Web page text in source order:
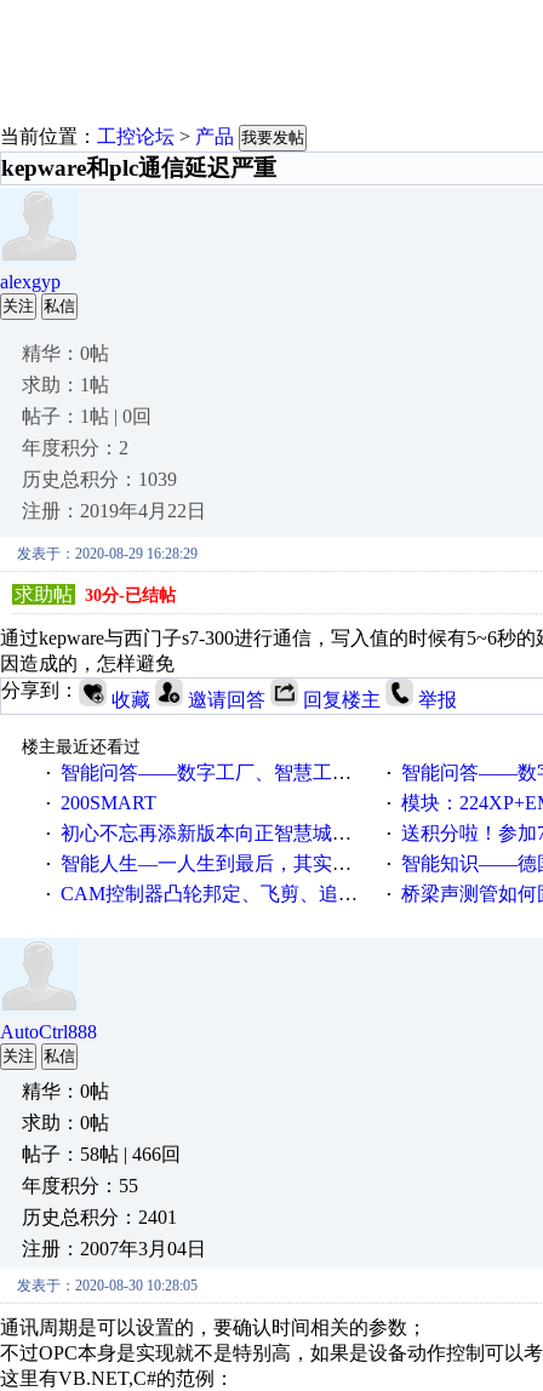
当前位置： 工控论坛 > 产品 我要发帖
kepware和plc通信延迟严重
alexgyp
关注 私信
精华：0帖
求助：1帖
帖子：1帖 | 0回
年度积分：2
历史总积分：1039
注册：2019年4月22日
发表于：2020-08-29 16:28:29
求助帖 30分-已结帖
通过kepware与西门子s7-300进行通信，写入值的时候有5~6秒
因造成的，怎样避免
分享到：
收藏 邀请回答 回复楼主 举报
楼主最近还看过
·
智能问答——数字工厂、智慧工厂和智能制造三者的区别是什么？ · 智能问答——数字化工厂与
· 200SMART · 模块：
· 初心不忘再添新版本向正智慧城市云展厅3.0版亮相 · 送积分啦！参加7月6日
· 智能人生—一人生到最后，其实拼的都是人品 · 智能知识——德国工业崛起
· CAM控制器凸轮邦定、飞剪、追剪等C功能块 · 桥梁声测管如何固
AutoCtrl888
关注 私信
精华：0帖
求助：0帖
帖子：58帖 | 466回
年度积分：55
历史总积分：2401
注册：2007年3月04日
发表于：2020-08-30 10:28:05
通讯周期是可以设置的，要确认时间相关的参数；
不过OPC本身是实现就不是特别高，如果是设备动作控制可以
这里有VB.NET,C#的范例：